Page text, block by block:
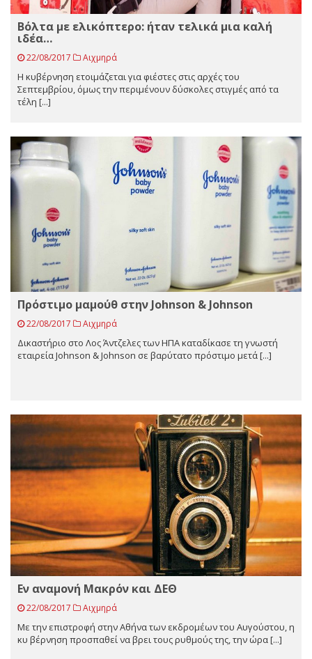
Βόλτα με ελικόπτερο: ήταν τελικά μια καλή
ιδέα…
22/08/2017 Αιχμηρά
Η κυβέρνηση ετοιμάζεται για φιέστες στις αρχές του
Σεπτεμβρίου, όμως την περιμένουν δύσκολες στιγμές από τα
τέλη [...]
Πρόστιμο μαμούθ στην Johnson & Johnson
22/08/2017 Αιχμηρά
Δικαστήριο στο Λος Άντζελες των ΗΠΑ καταδίκασε τη γνωστή
εταιρεία Johnson & Johnson σε βαρύτατο πρόστιμο μετά [...]
Εν αναμονή Μακρόν και ΔΕΘ
22/08/2017 Αιχμηρά
Με την επιστροφή στην Αθήνα των εκδρομέων του Αυγούστου, η
κυ βέρνηση προσπαθεί να βρει τους ρυθμούς της, την ώρα [...]